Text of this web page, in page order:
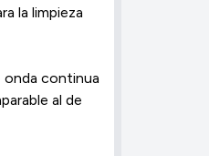
la limpieza
onda continua
al de